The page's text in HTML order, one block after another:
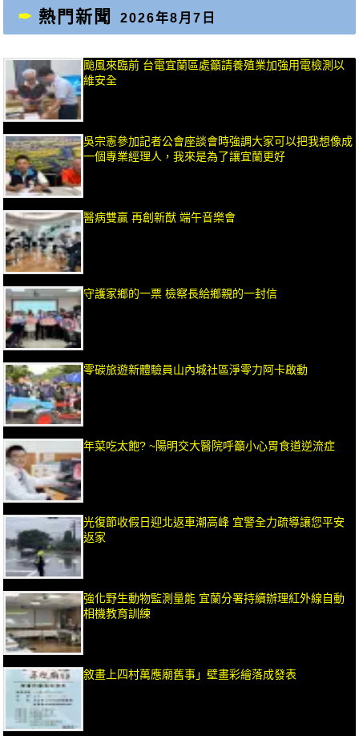
熱門新聞 2026年8月7日
颱風來臨前 台電宜蘭區處籲請養殖業加強用電檢測以
維安全
吳宗憲參加記者公會座談會時強調大家可以把我想像成
一個專業經理人，我來是為了讓宜蘭更好
醫病雙贏 再創新猷 端午音樂會
守護家鄉的一票 檢察長給鄉親的一封信
零碳旅遊新體驗員山內城社區淨零力阿卡啟動
年菜吃太飽? ~陽明交大醫院呼籲小心胃食道逆流症
光復節收假日迎北返車潮高峰 宜警全力疏導讓您平安
返家
強化野生動物監測量能 宜蘭分署持續辦理紅外線自動
相機教育訓練
敘畫上四村萬應廟舊事」壁畫彩繪落成發表